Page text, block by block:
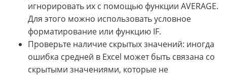
игнорировать их с помощью функции AVERAGE.
Для этого можно использовать условное
форматирование или функцию IF.
Проверьте наличие скрытых значений: иногда
ошибка средней в Excel может быть связана со
скрытыми значениями, которые не